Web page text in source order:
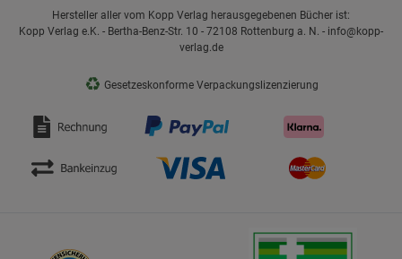
Hersteller aller vom Kopp Verlag herausgegebenen Bücher ist:
Kopp Verlag e.K. - Bertha-Benz-Str. 10 - 72108 Rottenburg a. N. - info@kopp-
verlag.de
♻ Gesetzeskonforme Verpackungslizenzierung